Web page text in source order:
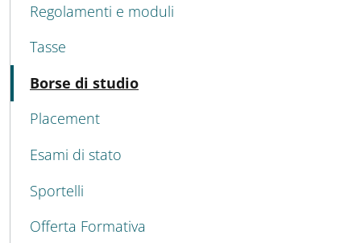
Regolamenti e moduli
Tasse
Borse di studio
Placement
Esami di stato
Sportelli
Offerta Formativa